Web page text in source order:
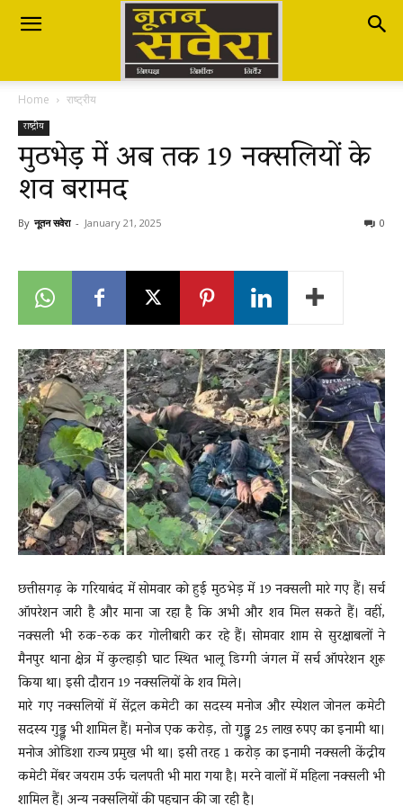
Nutan
Savera
नूतन
Breaking
News
LIVE
Home राष्ट्रीय
राष्ट्रीय
मुठभेड़ में अब तक 19 नक्सलियों के
शव बरामद
By नूतन सवेरा - January 21, 2025 0
छत्तीसगढ़ के गरियाबंद में सोमवार को हुई मुठभेड़ में 19 नक्सली मारे गए हैं। सर्च
ऑपरेशन जारी है और माना जा रहा है कि अभी और शव मिल सकते हैं। वहीं,
नक्सली भी रुक-रुक कर गोलीबारी कर रहे हैं। सोमवार शाम से सुरक्षाबलों ने
मैनपुर थाना क्षेत्र में कुल्हाड़ी घाट स्थित भालू डिग्गी जंगल में सर्च ऑपरेशन शुरू
किया था। इसी दौरान 19 नक्सलियों के शव मिले।
मारे गए नक्सलियों में सेंट्रल कमेटी का सदस्य मनोज और स्पेशल जोनल कमेटी
सदस्य गुड्डू भी शामिल हैं। मनोज एक करोड़, तो गुड्डू 25 लाख रुपए का इनामी था।
मनोज ओडिशा राज्य प्रमुख भी था। इसी तरह 1 करोड़ का इनामी नक्सली केंद्रीय
कमेटी मेंबर जयराम उर्फ चलपती भी मारा गया है। मरने वालों में महिला नक्सली भी
शामिल हैं। अन्य नक्सलियों की पहचान की जा रही है।